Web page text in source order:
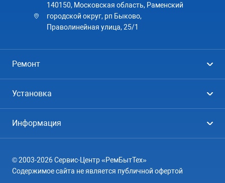
140150, Московская область, Раменский
городской округ, рп Быково,
Праволинейная улица, 25/1
Ремонт
Посудомоечные машины
Кондиционеры
Установка
Кондиционеры
Информация
География
© 2003-2026 Сервис-Центр «РемБытТех»
Содержимое сайта не является публичной офертой